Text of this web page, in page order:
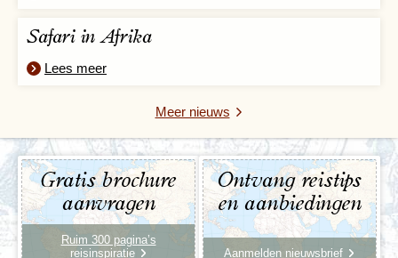
Safari in Afrika
Lees meer
Meer nieuws
Gratis brochure
aanvragen
Ruim 300 pagina’s
reisinspiratie
Ontvang reistips
en aanbiedingen
Aanmelden nieuwsbrief